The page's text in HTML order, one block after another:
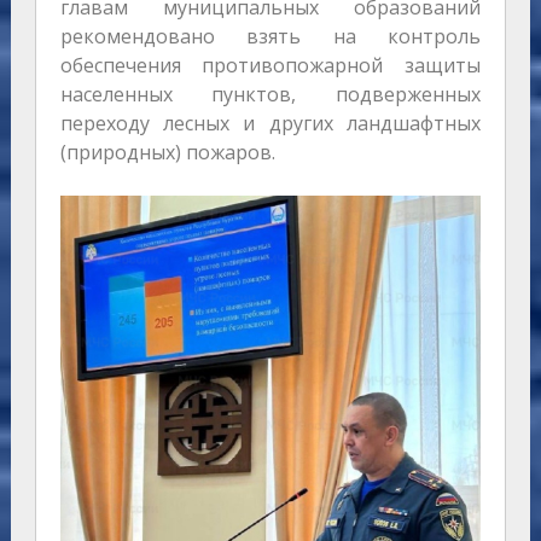
главам муниципальных образований
рекомендовано взять на контроль
обеспечения противопожарной защиты
населенных пунктов, подверженных
переходу лесных и других ландшафтных
(природных) пожаров.